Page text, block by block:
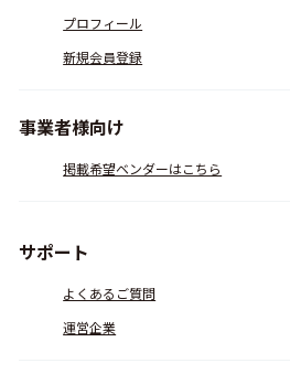
プロフィール
新規会員登録
事業者様向け
掲載希望ベンダーはこちら
サポート
よくあるご質問
運営企業